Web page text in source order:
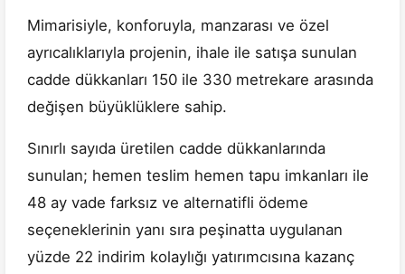
Mimarisiyle, konforuyla, manzarası ve özel
ayrıcalıklarıyla projenin, ihale ile satışa sunulan
cadde dükkanları 150 ile 330 metrekare arasında
değişen büyüklüklere sahip.
Sınırlı sayıda üretilen cadde dükkanlarında
sunulan; hemen teslim hemen tapu imkanları ile
48 ay vade farksız ve alternatifli ödeme
seçeneklerinin yanı sıra peşinatta uygulanan
yüzde 22 indirim kolaylığı yatırımcısına kazanç